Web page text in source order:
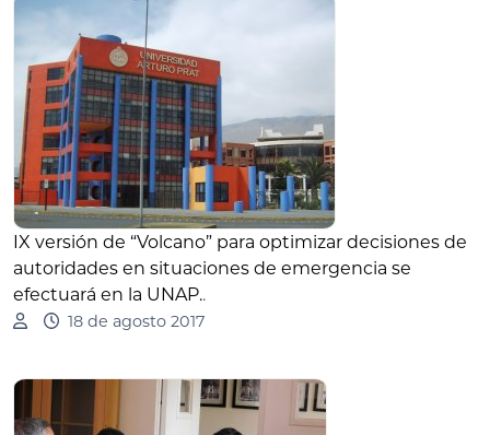
IX versión de “Volcano” para optimizar decisiones de
autoridades en situaciones de emergencia se
efectuará en la UNAP..
18 de agosto 2017